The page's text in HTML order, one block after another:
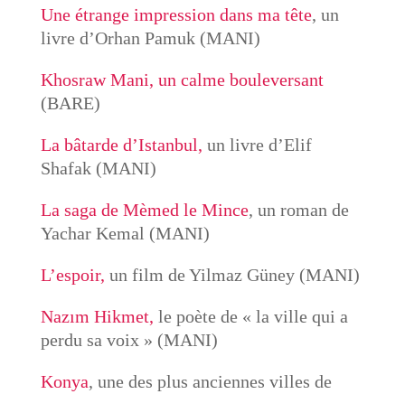
Une étrange impression dans ma tête, un
livre d’Orhan Pamuk (MANI)
Khosraw Mani, un calme bouleversant
(BARE)
La bâtarde d’Istanbul, un livre d’Elif
Shafak (MANI)
La saga de Mèmed le Mince, un roman de
Yachar Kemal (MANI)
L’espoir, un film de Yilmaz Güney (MANI)
Nazım Hikmet, le poète de « la ville qui a
perdu sa voix » (MANI)
Konya, une des plus anciennes villes de